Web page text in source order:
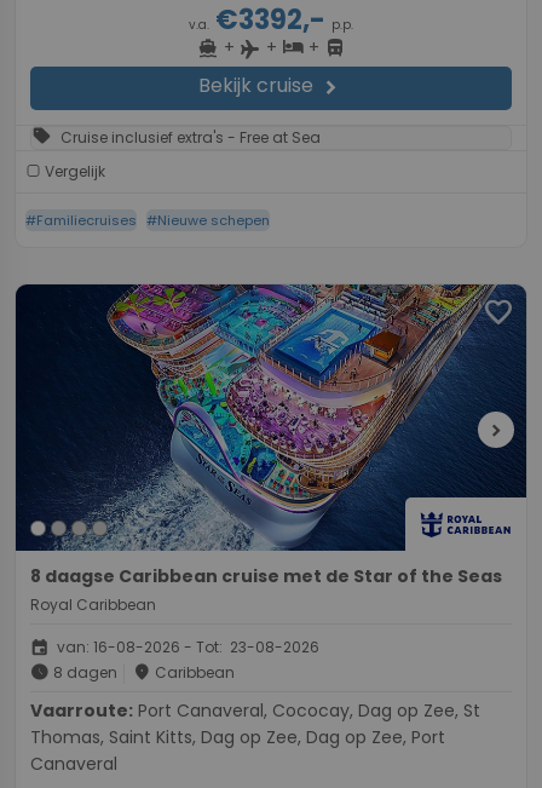
v.a. €3392,- p.p.
directions_boat + flight + hotel+ directions_bus
Bekijk cruise chevron_right
sell Cruise inclusief extra's - Free at Sea
Vergelijk
#Familiecruises #Nieuwe schepen
favorite
chevron_right
8 daagse Caribbean cruise met de Star of the Seas
Royal Caribbean
event van: 16-08-2026 - Tot: 23-08-2026
schedule 8 dagen place Caribbean
Vaarroute:
Thomas, Saint Kitts, Dag op Zee, Dag op Zee, Port
Canaveral